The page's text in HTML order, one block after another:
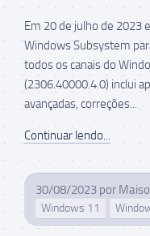
Em 20 de julho de 2023
Windows Subsystem
todos os canais do
(2306.40000.4.0) inclui
avançadas, correções...
Continuar lendo...
30/08/2023 por
Windows 11